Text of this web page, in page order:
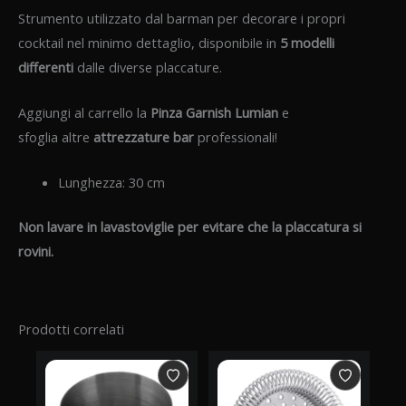
Strumento utilizzato dal barman per decorare i propri
cocktail nel minimo dettaglio, disponibile in 5 modelli
differenti dalle diverse placcature.
Aggiungi al carrello la Pinza Garnish Lumian e
sfoglia altre attrezzature bar professionali!
Lunghezza: 30 cm
Non lavare in lavastoviglie per evitare che la placcatura si
rovini.
Prodotti correlati